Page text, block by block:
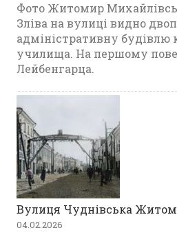
Фото Житомир
Зліва на вулиці видно
адміністративну будівлю
училища. На першому
Лейбенгарца.
Вулиця Чуднівська
04.02.2026